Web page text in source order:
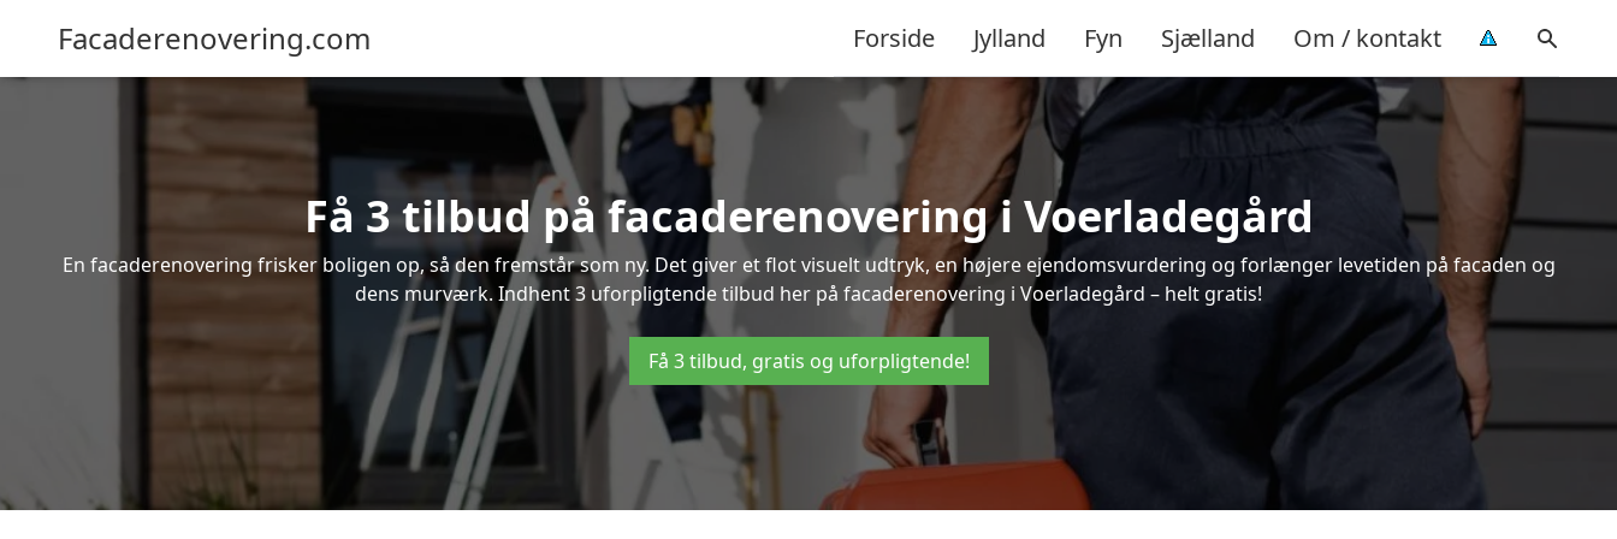
Facaderenovering.com Forside Jylland Fyn Sjælland Om / kontakt
Få 3 tilbud på facaderenovering i Voerladegård
En facaderenovering frisker boligen op, så den fremstår som ny. Det giver et flot visuelt udtryk, en højere ejendomsvurdering og forlænger levetiden på facaden og
dens murværk. Indhent 3 uforpligtende tilbud her på facaderenovering i Voerladegård – helt gratis!
Få 3 tilbud, gratis og uforpligtende!